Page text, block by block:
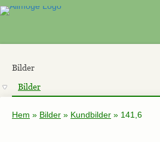
Bilder
Bilder
Hem » Bilder » Kundbilder » 141,6